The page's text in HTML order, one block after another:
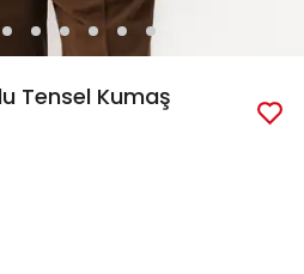
Tensel Kumaş